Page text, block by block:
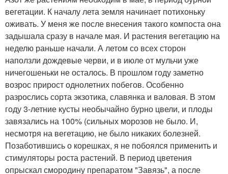
вегетации. К началу лета земля начинает потихоньку
оживать. У меня же после внесения такого компоста она
задышала сразу в начале мая. И растения вегетацию на
неделю раньше начали. А летом со всех сторон
наползли дождевые черви, и в июле от мульчи уже
ничегошеньки не осталось. В прошлом году заметно
возрос прирост однолетних побегов. Особенно
разрослись сорта экзотика, славянка и валовая. В этом
году 3-летние кусты необычайно бурно цвели, и плоды
завязались на 100% (сильных морозов не было. И,
несмотря на вегетацию, не было никаких болезней.
Позаботившись о корешках, я не побоялся применить и
стимуляторы роста растений. В период цветения
опрыскал смородину препаратом "Завязь", а после